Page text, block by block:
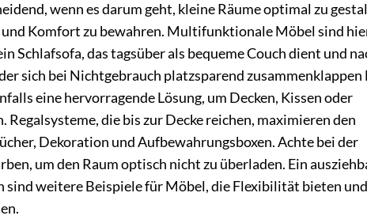
wenn es darum geht, kleine Räume optimal zu
Komfort zu bewahren. Multifunktionale Möbel sind
Schlafsofa, das tagsüber als bequeme Couch dient und
sich bei Nichtgebrauch platzsparend zusammenklappen
eine hervorragende Lösung, um Decken, Kissen oder
die bis zur Decke reichen, maximieren den
Dekoration und Aufbewahrungsboxen. Achte bei der
um den Raum optisch nicht zu überladen. Ein
sind weitere Beispiele für Möbel, die Flexibilität bieten